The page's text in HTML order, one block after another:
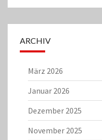
ARCHIV
März 2026
Januar 2026
Dezember 2025
November 2025